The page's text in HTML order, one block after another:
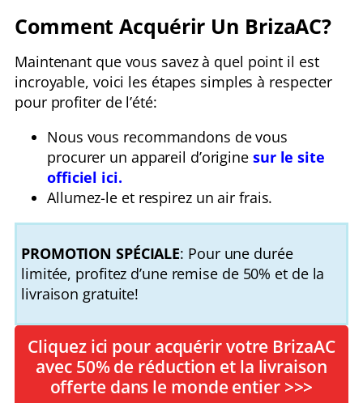
Comment Acquérir Un BrizaAC?
Maintenant que vous savez à quel point il est
incroyable, voici les étapes simples à respecter
pour profiter de l’été:
Nous vous recommandons de vous
procurer un appareil d’origine sur le site
officiel ici.
Allumez-le et respirez un air frais.
PROMOTION SPÉCIALE: Pour une durée
limitée, profitez d’une remise de 50% et de la
livraison gratuite!
Cliquez ici pour acquérir votre BrizaAC
avec 50% de réduction et la livraison
offerte dans le monde entier >>>